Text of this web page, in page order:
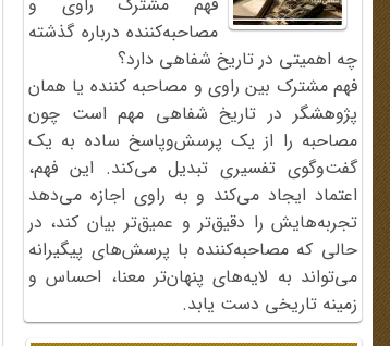
مصاحبه‌کننده درباره گذشته
چه اهمیتی در تاریخ شفاهی دارد؟
فهم مشترک بین راوی و مصاحبه کننده یا همان
پژوهشگر در تاریخ شفاهی مهم است چون
مصاحبه را از یک پرسش‌وپاسخ ساده به یک
گفت‌وگوی تفسیری تبدیل می‌کند. این فهم،
اعتماد ایجاد می‌کند و به راوی اجازه می‌دهد
تجربه‌هایش را دقیق‌تر و عمیق‌تر بیان کند، در
حالی که مصاحبه‌کننده با پرسش‌های پیگیرانه
می‌تواند به لایه‌های پنهان‌تر معنا، احساس و
زمینه تاریخی دست یابد.